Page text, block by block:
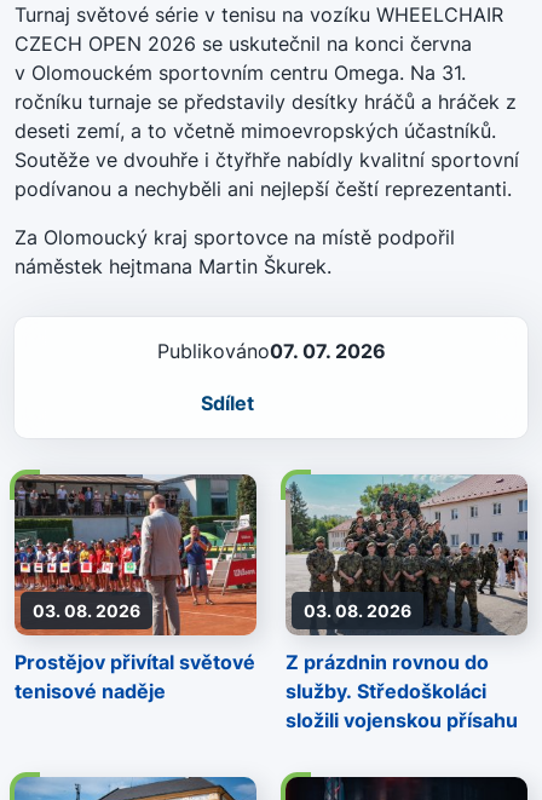
Turnaj světové série v tenisu na vozíku WHEELCHAIR
CZECH OPEN 2026 se uskutečnil na konci června
v Olomouckém sportovním centru Omega. Na 31.
ročníku turnaje se představily desítky hráčů a hráček z
deseti zemí, a to včetně mimoevropských účastníků.
Soutěže ve dvouhře i čtyřhře nabídly kvalitní sportovní
podívanou a nechyběli ani nejlepší čeští reprezentanti.
Za Olomoucký kraj sportovce na místě podpořil
náměstek hejtmana Martin Škurek.
Publikováno07. 07. 2026
Sdílet
03. 08. 2026
Prostějov přivítal světové
tenisové naděje
03. 08. 2026
Z prázdnin rovnou do
služby. Středoškoláci
složili vojenskou přísahu